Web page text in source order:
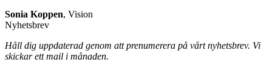
Sonia Koppen, Vision
Nyhetsbrev
Håll dig uppdaterad genom att prenumerera på vårt nyhetsbrev. Vi
skickar ett mail i månaden.